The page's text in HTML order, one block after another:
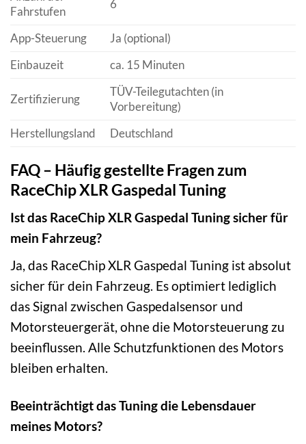
Fahrstufen
6
App-Steuerung
Ja (optional)
Einbauzeit
ca. 15 Minuten
Zertifizierung
TÜV-Teilegutachten (in
Vorbereitung)
Herstellungsland
Deutschland
FAQ – Häufig gestellte Fragen zum
RaceChip XLR Gaspedal Tuning
Ist das RaceChip XLR Gaspedal Tuning sicher für
mein Fahrzeug?
Ja, das RaceChip XLR Gaspedal Tuning ist absolut
sicher für dein Fahrzeug. Es optimiert lediglich
das Signal zwischen Gaspedalsensor und
Motorsteuergerät, ohne die Motorsteuerung zu
beeinflussen. Alle Schutzfunktionen des Motors
bleiben erhalten.
Beeinträchtigt das Tuning die Lebensdauer
meines Motors?